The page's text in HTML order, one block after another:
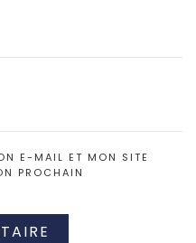
E-MAIL ET MON SITE
PROCHAIN